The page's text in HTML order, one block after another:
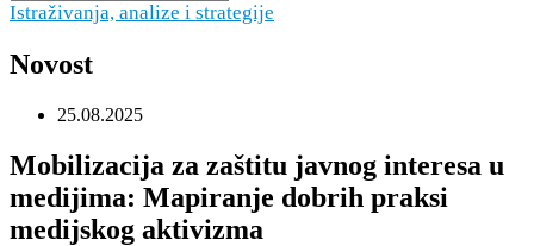
Istraživanja, analize i strategije
Novost
25.08.2025
Mobilizacija za zaštitu javnog interesa u
medijima: Mapiranje dobrih praksi
medijskog aktivizma